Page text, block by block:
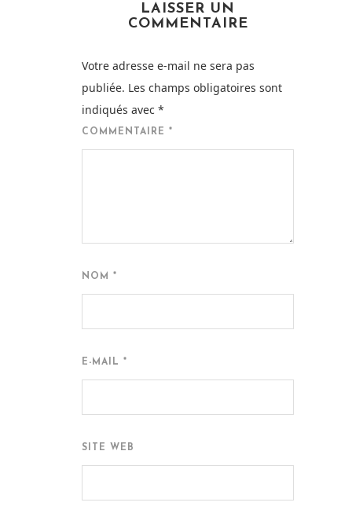
LAISSER UN
COMMENTAIRE
Votre adresse e-mail ne sera pas
publiée. Les champs obligatoires sont
indiqués avec *
COMMENTAIRE *
NOM *
E-MAIL *
SITE WEB